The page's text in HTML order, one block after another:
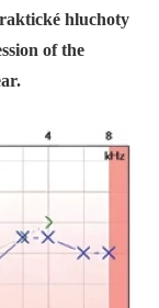
hluchoty
of the